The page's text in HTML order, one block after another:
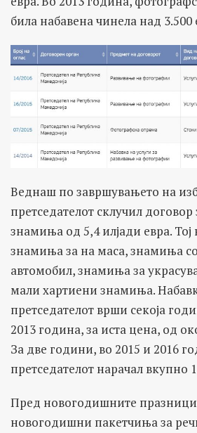
била набавена чинела над 3.500
Веднаш по завршувањето на
претседателот склучил
знамиња од 5,4 илјади евра. Тој
знамиња за на маса, знамиња
автомобил, знамиња за
мали хартиени знамиња.
претседателот врши секоја
2013 година, за иста цена, од
За две години, во 2015 и 2016
претседателот нарачал вкупно
Пред новогодишните
новогодишни пакетчиња за